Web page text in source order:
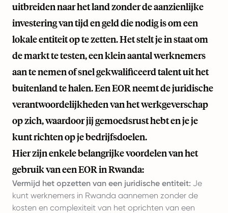
uitbreiden naar het land zonder de aanzienlijke
investering van tijd en geld die nodig is om een
lokale entiteit op te zetten. Het stelt je in staat om
de markt te testen, een klein aantal werknemers
aan te nemen of snel gekwalificeerd talent uit het
buitenland te halen. Een EOR neemt de juridische
verantwoordelijkheden van het werkgeverschap
op zich, waardoor jij gemoedsrust hebt en je je
kunt richten op je bedrijfsdoelen.
Hier zijn enkele belangrijke voordelen van het
gebruik van een EOR in Rwanda:
Vermijd het opzetten van een juridische entiteit: Je
kunt werknemers in Rwanda aannemen zonder de
kosten en complexiteit van het oprichten van een